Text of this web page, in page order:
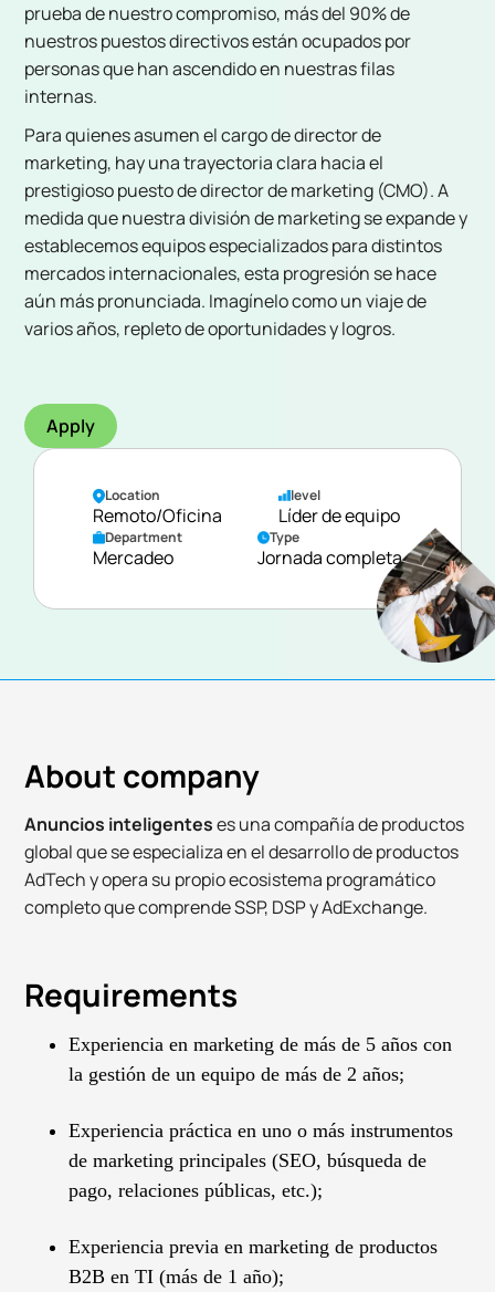
prueba de nuestro compromiso, más del 90% de
nuestros puestos directivos están ocupados por
personas que han ascendido en nuestras filas
internas.
Para quienes asumen el cargo de director de
marketing, hay una trayectoria clara hacia el
prestigioso puesto de director de marketing (CMO). A
medida que nuestra división de marketing se expande y
establecemos equipos especializados para distintos
mercados internacionales, esta progresión se hace
aún más pronunciada. Imagínelo como un viaje de
varios años, repleto de oportunidades y logros.
Apply
Location
Remoto/Oficina
level
Líder de equipo
Department
Mercadeo
Type
Jornada completa
About company
Anuncios inteligenteses una compañía de productos
global que se especializa en el desarrollo de productos
AdTech y opera su propio ecosistema programático
completo que comprende SSP, DSP y AdExchange.
Requirements
Experiencia en marketing de más de 5 años con
la gestión de un equipo de más de 2 años;
Experiencia práctica en uno o más instrumentos
de marketing principales (SEO, búsqueda de
pago, relaciones públicas, etc.);
Experiencia previa en marketing de productos
B2B en TI (más de 1 año);